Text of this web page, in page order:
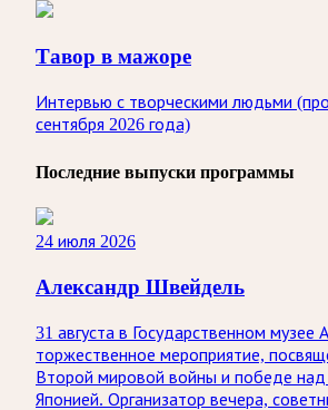
Тавор в мажоре
Интервью с творческими людьми
сентября 2026 года)
Последние выпуски программы
24 июля 2026
Александр Швейдель
31 августа в Государственном
торжественное мероприятие,
Второй мировой войны и победе над
Японией. Организатор вечера,